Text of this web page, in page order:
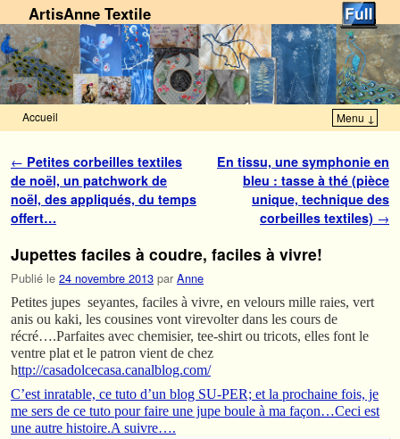
ArtisAnne Textile
Accueil Menu ↓
Navigation des articles
← Petites corbeilles textiles
de noël, un patchwork de
noël, des appliqués, du temps
offert…
En tissu, une symphonie en
bleu : tasse à thé (pièce
unique, technique des
corbeilles textiles) →
Jupettes faciles à coudre, faciles à vivre!
Publié le 24 novembre 2013 par Anne
Petites jupes seyantes, faciles à vivre, en velours mille raies, vert
anis ou kaki, les cousines vont virevolter dans les cours de
récré….Parfaites avec chemisier, tee-shirt ou tricots, elles font le
ventre plat et le patron vient de chez
http://casadolcecasa.canalblog.com/
C’est inratable, ce tuto d’un blog SU-PER; et la prochaine fois, je
me sers de ce tuto pour faire une jupe boule à ma façon…Ceci est
une autre histoire.A suivre….